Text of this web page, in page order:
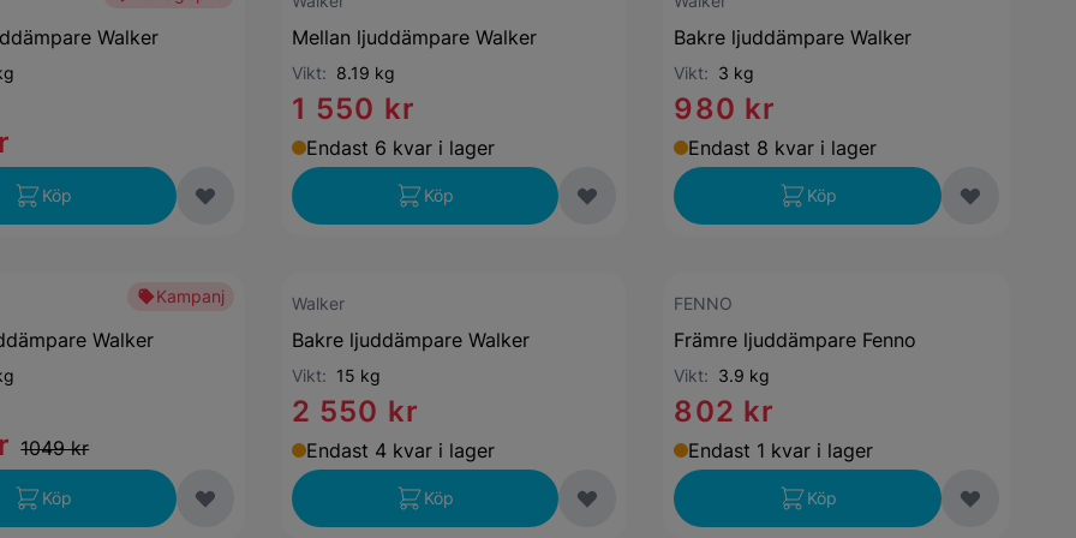
Walker
Köp
Mellan ljuddämpare Walker
Vikt: 8.19 kg
1 550 kr
Endast 6 kvar i lager
Köp
Bakre ljuddämpare Walker
Vikt: 3 kg
980 kr
Endast 8 kvar i lager
Köp
Kampanj
Walker
1049 kr
Köp
Walker
Bakre ljuddämpare Walker
Vikt: 15 kg
2 550 kr
Endast 4 kvar i lager
Köp
FENNO
Främre ljuddämpare Fenno
Vikt: 3.9 kg
802 kr
Endast 1 kvar i lager
Köp